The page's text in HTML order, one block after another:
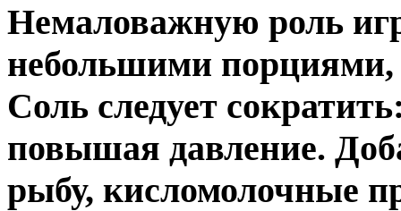
Немаловажную роль
небольшими порциями,
Соль следует
повышая давление.
рыбу, кисломолочные